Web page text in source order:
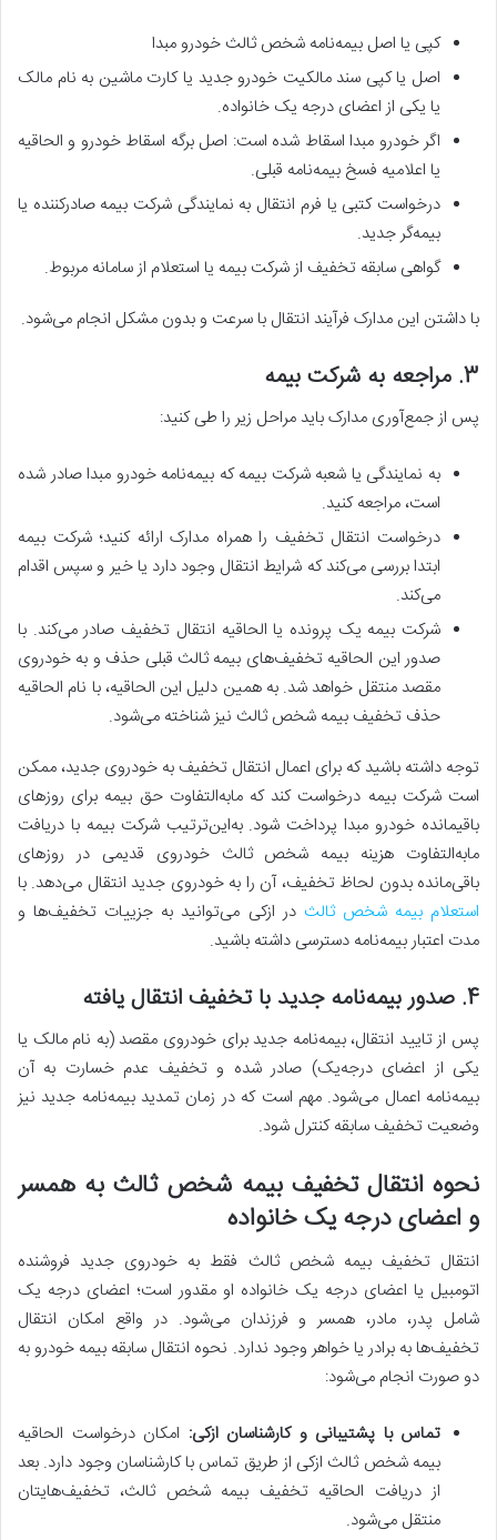
کپی یا اصل بیمه‌نامه شخص ثالث خودرو مبدا
اصل یا کپی سند مالکیت خودرو جدید یا کارت ماشین به نام مالک
یا یکی از اعضای درجه یک خانواده.
اگر خودرو مبدا اسقاط شده است: اصل برگه اسقاط خودرو و الحاقیه
یا اعلامیه فسخ بیمه‌نامه قبلی.
درخواست کتبی یا فرم انتقال به نمایندگی شرکت بیمه صادرکننده یا
بیمه‌گر جدید.
گواهی سابقه تخفیف از شرکت بیمه یا استعلام از سامانه مربوط.
با داشتن این مدارک فرآیند انتقال با سرعت و بدون مشکل انجام می‌شود.
3. مراجعه به شرکت بیمه
پس از جمع‌آوری مدارک باید مراحل زیر را طی کنید:
به نمایندگی یا شعبه شرکت بیمه که بیمه‌نامه خودرو مبدا صادر شده
است، مراجعه کنید.
درخواست انتقال تخفیف را همراه مدارک ارائه کنید؛ شرکت بیمه
ابتدا بررسی می‌کند که شرایط انتقال وجود دارد یا خیر و سپس اقدام
می‌کند.
شرکت بیمه یک پرونده یا الحاقیه انتقال تخفیف صادر می‌کند. با
صدور این الحاقیه تخفیف‌های بیمه ثالث قبلی حذف و به خودروی
مقصد منتقل خواهد شد. به همین دلیل این الحاقیه، با نام الحاقیه
حذف تخفیف بیمه شخص ثالث نیز شناخته می‌شود.
توجه داشته باشید که برای اعمال انتقال تخفیف به خودروی جدید، ممکن
است شرکت بیمه درخواست کند که مابه‌التفاوت حق بیمه برای روزهای
باقیمانده خودرو مبدا پرداخت شود. به‌این‌ترتیب شرکت بیمه با دریافت
مابه‌التفاوت هزینه بیمه شخص ثالث خودروی قدیمی در روزهای
باقی‌مانده بدون لحاظ تخفیف، آن‌ را به خودروی جدید انتقال می‌دهد. با
استعلام بیمه شخص ثالث در ازکی می‌توانید به جزییات تخفیف‌ها و
مدت اعتبار بیمه‌نامه‌ دسترسی داشته باشید.
4. صدور بیمه‌نامه جدید با تخفیف انتقال یافته
پس از تایید انتقال، بیمه‌نامه جدید برای خودروی مقصد (به نام مالک یا
یکی از اعضای درجه‌یک) صادر شده و تخفیف عدم خسارت به آن
بیمه‌نامه اعمال می‌شود. مهم است که در زمان تمدید بیمه‌نامه جدید نیز
وضعیت تخفیف سابقه کنترل شود.
نحوه انتقال تخفیف بیمه شخص ثالث به همسر
و اعضای درجه یک خانواده
انتقال تخفیف بیمه شخص ثالث فقط به خودروی جدید فروشنده‌
اتومبیل یا اعضای درجه یک خانواده او مقدور است؛ اعضای درجه یک
شامل پدر، مادر، همسر و فرزندان می‌شود. در واقع امکان انتقال
تخفیف‌‌ها به برادر یا خواهر وجود ندارد. نحوه انتقال سابقه بیمه خودرو به
دو صورت انجام می‌شود:
تماس با پشتیبانی و کارشناسان ازکی: امکان درخواست الحاقیه
بیمه شخص ثالث ازکی از طریق تماس با کارشناسان وجود دارد. بعد
از دریافت الحاقیه تخفیف بیمه شخص ثالث، تخفیف‌هایتان
منتقل می‌شود.